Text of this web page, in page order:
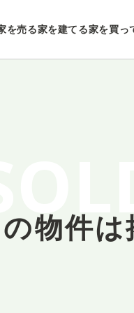
を売る家を建てる家を買っ
物件は